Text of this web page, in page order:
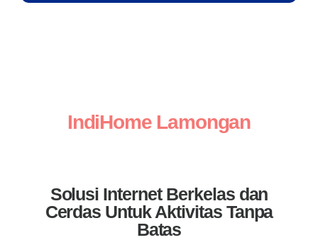
IndiHome Lamongan
Solusi Internet Berkelas dan
Cerdas Untuk Aktivitas Tanpa
Batas